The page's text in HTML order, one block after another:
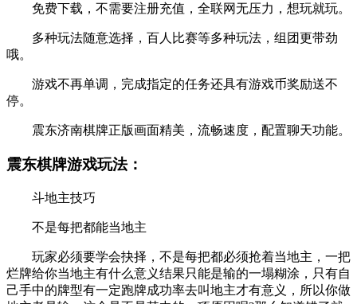
免费下载，不需要注册充值，全联网无压力，想玩就玩。
多种玩法随意选择，百人比赛等多种玩法，组团更带劲
哦。
游戏不再单调，完成指定的任务还具有游戏币奖励送不
停。
震东济南棋牌正版画面精美，流畅速度，配置聊天功能。
震东棋牌游戏玩法：
斗地主技巧
不是每把都能当地主
玩家必须要学会抉择，不是每把都必须抢着当地主，一把
烂牌给你当地主有什么意义结果只能是输的一塌糊涂，只有自
己手中的牌型有一定跑牌成功率去叫地主才有意义，所以你做